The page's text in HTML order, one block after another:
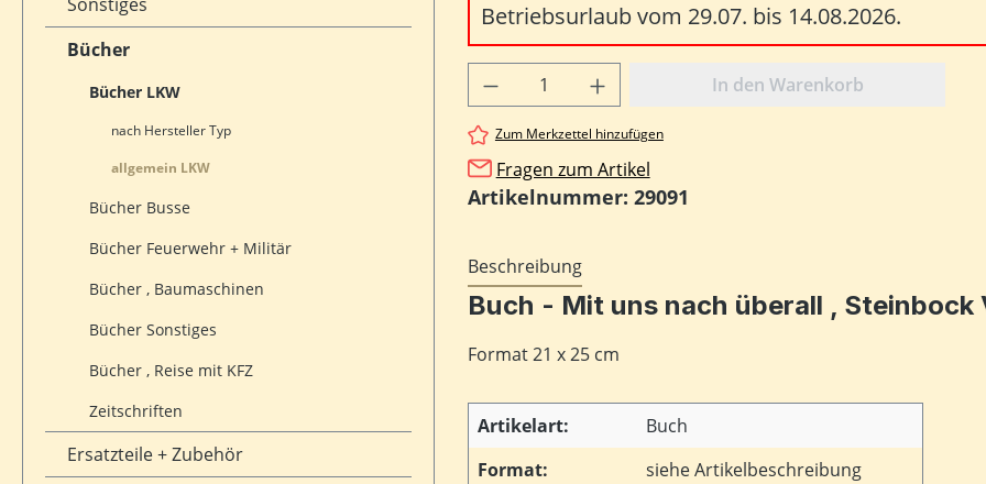
Bücher
Bücher LKW
nach Hersteller Typ
allgemein LKW
Bücher Busse
Bücher Feuerwehr + Militär
Bücher , Baumaschinen
Bücher Sonstiges
Bücher , Reise mit KFZ
Zeitschriften
Ersatzteile + Zubehör
Betriebsurlaub vom 29.07. bis 14.08.2026.
Produkt Anzahl: Gib den gewünschten
In den Warenkorb
Zum Merkzettel hinzufügen
Fragen zum Artikel
Artikelnummer: 29091
Beschreibung
Buch - Mit uns nach überall , Steinbock
Format 21 x 25 cm
Artikelart:
Buch
Format:
siehe Artikelbeschreibung